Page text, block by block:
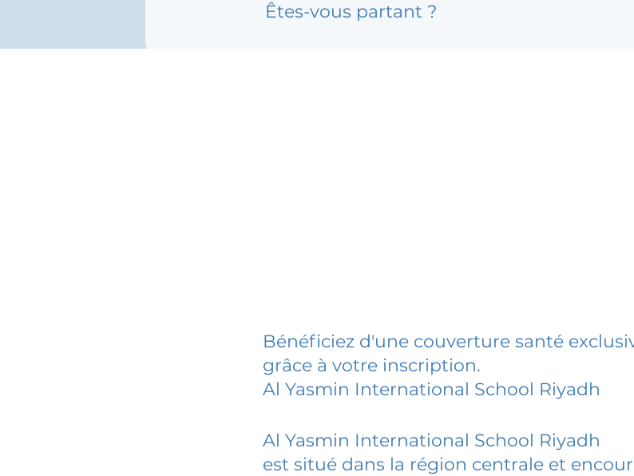
Êtes-vous partant ?
Bénéficiez d'une couverture santé
grâce à votre inscription.
Al Yasmin International School Riyadh
Al Yasmin International School Riyadh
est situé dans la région centrale et